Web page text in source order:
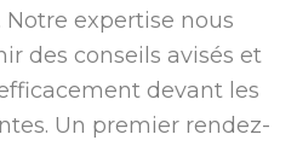
expertise nous
des conseils avisés et
devant les
Un premier rendez-